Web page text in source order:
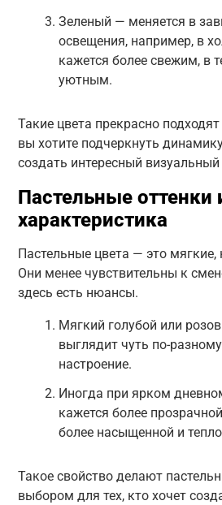
Зеленый — меняется в
освещения, например, в
кажется более свежим, в
уютным.
Такие цвета прекрасно
вы хотите подчеркнуть
создать интересный
Пастельные оттенки
характеристика
Пастельные цвета — это мягкие,
Они менее чувствительны к
здесь есть нюансы.
Мягкий голубой или
выглядит чуть по-
настроение.
Иногда при ярком
кажется более
более насыщенной и
Такое свойство делают
выбором для тех, кто хочет